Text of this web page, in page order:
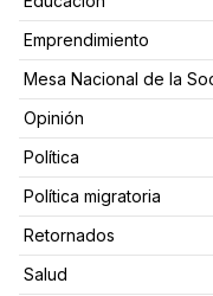
Emprendimiento
Mesa Nacional de la
Opinión
Política
Política migratoria
Retornados
Salud